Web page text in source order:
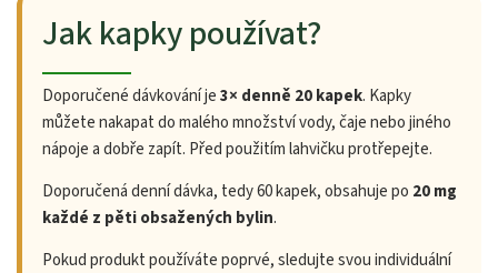
Jak kapky používat?
Doporučené dávkování je3× denně 20 kapek. Kapky
můžete nakapat do malého množství vody, čaje nebo jiného
nápoje a dobře zapít. Před použitím lahvičku protřepejte.
Doporučená denní dávka, tedy 60 kapek, obsahuje po 20 mg
každé z pěti obsažených bylin.
Pokud produkt používáte poprvé, sledujte svou individuální